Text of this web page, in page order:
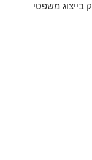
בייצוג משפטי